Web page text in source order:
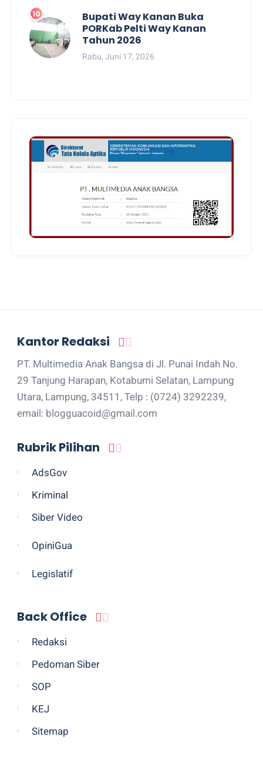
Bupati Way Kanan Buka
PORKab Pelti Way Kanan
Tahun 2026
Rabu, Juni 17, 2026
Kantor Redaksi
PT. Multimedia Anak Bangsa di Jl. Punai Indah No.
29 Tanjung Harapan, Kotabumi Selatan, Lampung
Utara, Lampung, 34511, Telp : (0724) 3292239,
email: blogguacoid@gmail.com
Rubrik Pilihan
AdsGov
Kriminal
Siber Video
OpiniGua
Legislatif
Back Office
Redaksi
Pedoman Siber
SOP
KEJ
Sitemap